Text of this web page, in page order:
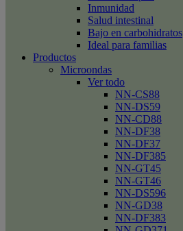
Inmunidad
Salud intestinal
Bajo en carbohidratos
Ideal para familias
Productos
Microondas
Ver todo
NN-CS88
NN-DS59
NN-CD88
NN-DF38
NN-DF37
NN-DF385
NN-GT45
NN-GT46
NN-DS596
NN-GD38
NN-DF383